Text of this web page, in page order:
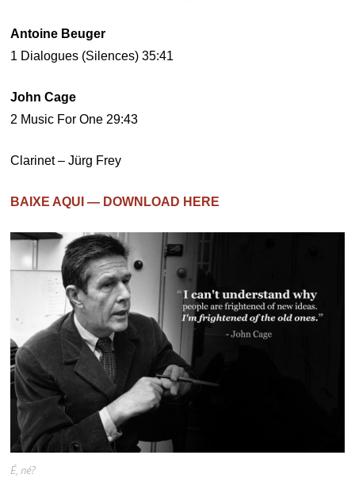
Antoine Beuger
1 Dialogues (Silences) 35:41
John Cage
2 Music For One 29:43
Clarinet – Jürg Frey
BAIXE AQUI — DOWNLOAD HERE
É, né?